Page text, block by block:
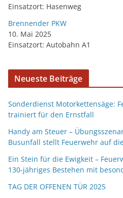
Einsatzort: Hasenweg
Brennender PKW
10. Mai 2025
Einsatzort: Autobahn A1
Neueste Beiträge
Sonderdienst Motorkettensäge:
trainiert für den Ernstfall
Handy am Steuer –
Busunfall stellt Feuerwehr auf
Ein Stein für die Ewigkeit –
130-jähriges Bestehen mit
TAG DER OFFENEN TÜR 2025